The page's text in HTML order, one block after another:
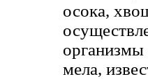
осока,
организмы
мела,